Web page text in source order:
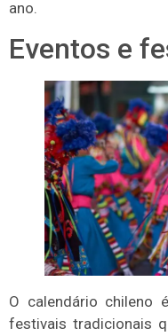
ano.
Eventos e
O calendário chileno
festivais tradicionais